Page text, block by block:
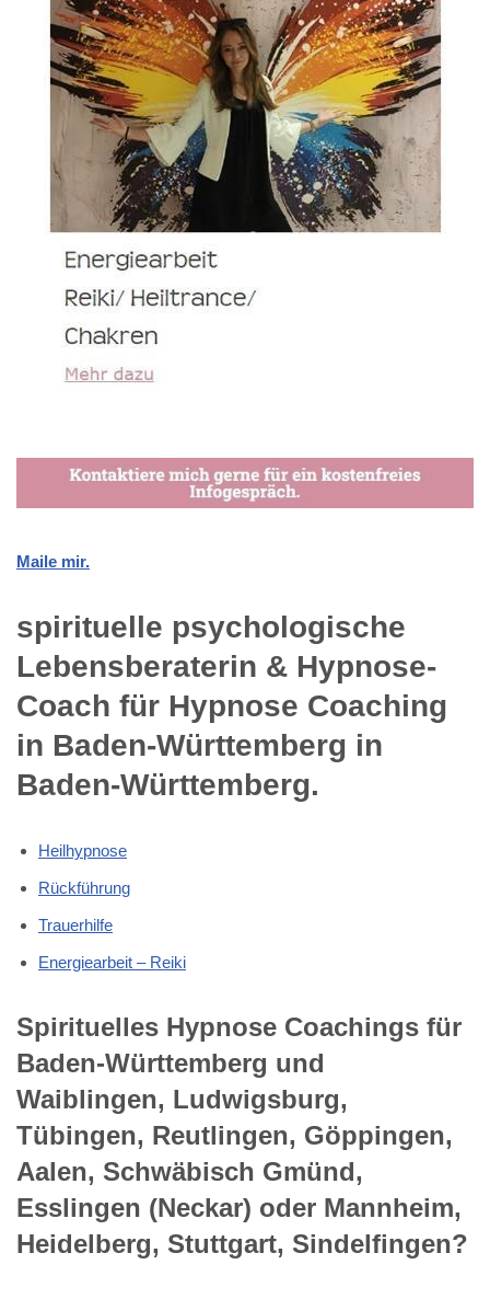
Maile mir.
spirituelle psychologische
Lebensberaterin & Hypnose-
Coach für Hypnose Coaching
in Baden-Württemberg in
Baden-Württemberg.
Heilhypnose
Rückführung
Trauerhilfe
Energiearbeit – Reiki
Spirituelles Hypnose Coachings für
Baden-Württemberg und
Waiblingen, Ludwigsburg,
Tübingen, Reutlingen, Göppingen,
Aalen, Schwäbisch Gmünd,
Esslingen (Neckar) oder Mannheim,
Heidelberg, Stuttgart, Sindelfingen?